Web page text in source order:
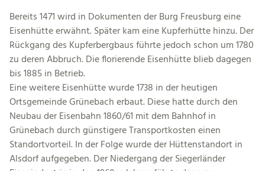
Bereits 1471 wird in Dokumenten der Burg Freusburg eine
Eisenhütte erwähnt. Später kam eine Kupferhütte hinzu. Der
Rückgang des Kupferbergbaus führte jedoch schon um 1780
zu deren Abbruch. Die florierende Eisenhütte blieb dagegen
bis 1885 in Betrieb.
Eine weitere Eisenhütte wurde 1738 in der heutigen
Ortsgemeinde Grünebach erbaut. Diese hatte durch den
Neubau der Eisenbahn 1860/61 mit dem Bahnhof in
Grünebach durch günstigere Transportkosten einen
Standortvorteil. In der Folge wurde der Hüttenstandort in
Alsdorf aufgegeben. Der Niedergang der Siegerländer